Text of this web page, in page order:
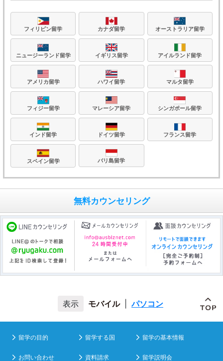
フィリピン留学 カナダ留学 オーストラリア留学
ニュージーランド留学 イギリス留学 アイルランド留学
アメリカ留学 ハワイ留学 マルタ留学
フィジー留学 マレーシア留学 シンガポール留学
インド留学 ドイツ留学 フランス留学
スペイン留学 バリ島留学
無料カウンセリング
モバイル パソコン
留学の目的 留学する国 留学の基本情報
お問い合わせ 資料請求 留学説明会